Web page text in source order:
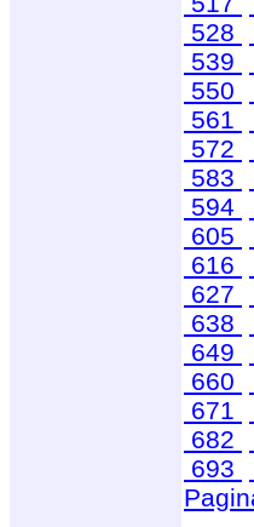
528
539
550
561
572
583
594
605
616
627
638
649
660
671
682
693